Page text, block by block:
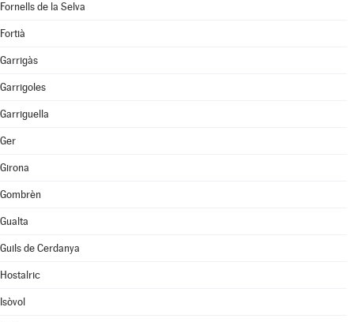
Fornells de la Selva
Fortià
Garrigàs
Garrigoles
Garriguella
Ger
Girona
Gombrèn
Gualta
Guils de Cerdanya
Hostalric
Isòvol